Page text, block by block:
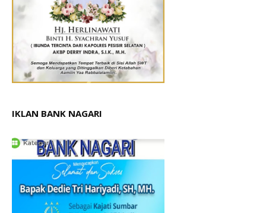
IKLAN BANK NAGARI